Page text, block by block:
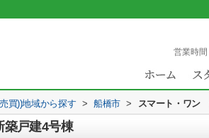
営業時間
買))地域から探す > 船橋市 > スマート・ワン
戸建4号棟